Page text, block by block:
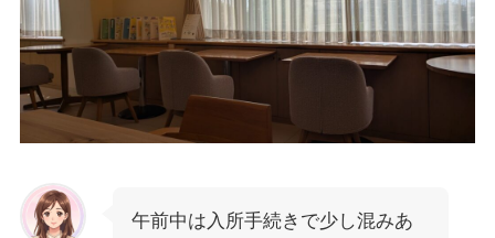
午前中は入所手続きで少し混みあ